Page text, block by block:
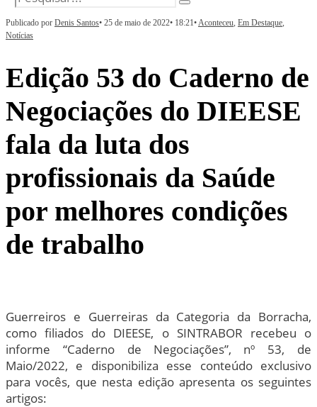
Publicado por Denis Santos• 25 de maio de 2022• 18:21•Aconteceu, Em Destaque,
Notícias
Edição 53 do Caderno de
Negociações do DIEESE
fala da luta dos
profissionais da Saúde
por melhores condições
de trabalho
Guerreiros e Guerreiras da Categoria da Borracha,
como filiados do DIEESE, o SINTRABOR recebeu o
informe “Caderno de Negociações”, nº 53, de
Maio/2022, e disponibiliza esse conteúdo exclusivo
para vocês, que nesta edição apresenta os seguintes
artigos: